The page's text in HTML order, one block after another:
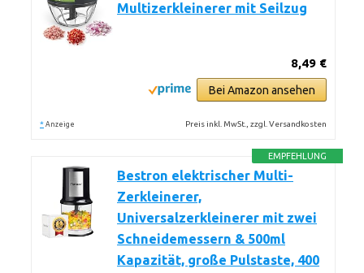
Multizerkleinerer mit Seilzug
8,49 €
Bei Amazon ansehen
* Anzeige Preis inkl. MwSt., zzgl. Versandkosten
EMPFEHLUNG
Bestron elektrischer Multi-
Zerkleinerer,
Universalzerkleinerer mit zwei
Schneidemessern & 500ml
Kapazität, große Pulstaste, 400